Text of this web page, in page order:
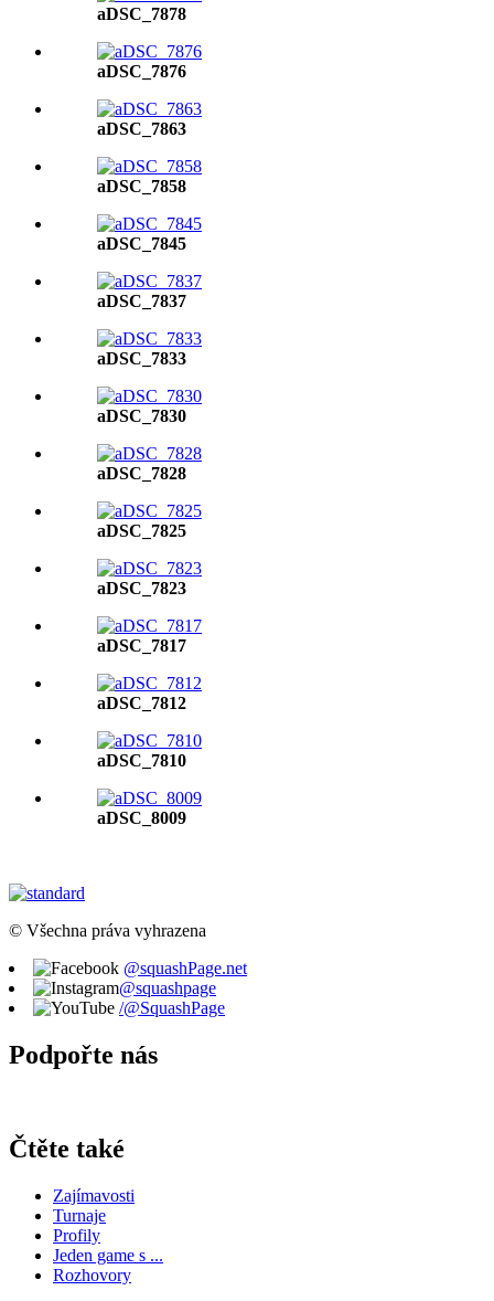
aDSC_7878
aDSC_7876
aDSC_7863
aDSC_7858
aDSC_7845
aDSC_7837
aDSC_7833
aDSC_7830
aDSC_7828
aDSC_7825
aDSC_7823
aDSC_7817
aDSC_7812
aDSC_7810
aDSC_8009
© Všechna práva vyhrazena
@squashPage.net
@squashpage
/@SquashPage
Podpořte nás
Čtěte také
Zajímavosti
Turnaje
Profily
Jeden game s ...
Rozhovory